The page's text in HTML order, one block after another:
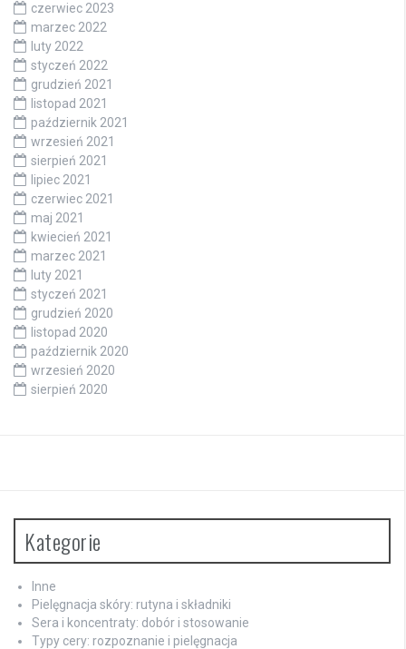
czerwiec 2023
marzec 2022
luty 2022
styczeń 2022
grudzień 2021
listopad 2021
październik 2021
wrzesień 2021
sierpień 2021
lipiec 2021
czerwiec 2021
maj 2021
kwiecień 2021
marzec 2021
luty 2021
styczeń 2021
grudzień 2020
listopad 2020
październik 2020
wrzesień 2020
sierpień 2020
Kategorie
Inne
Pielęgnacja skóry: rutyna i składniki
Sera i koncentraty: dobór i stosowanie
Typy cery: rozpoznanie i pielęgnacja